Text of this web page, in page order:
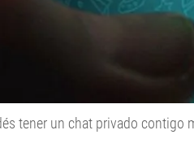
tener un chat privado contigo